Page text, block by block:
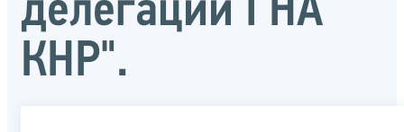
делегации ГНА
КНР".